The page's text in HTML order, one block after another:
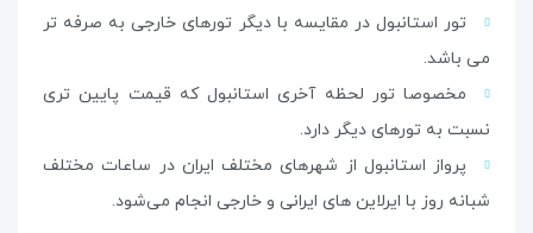
تور استانبول در مقایسه با دیگر تورهای خارجی به صرفه تر
می باشد.
مخصوصا تور لحظه آخری استانبول که قیمت پایین تری
نسبت به تورهای دیگر دارد.
پرواز استانبول از شهرهای مختلف ایران در ساعات مختلف
شبانه روز با ایرلاین های ایرانی و خارجی انجام می‌شود.